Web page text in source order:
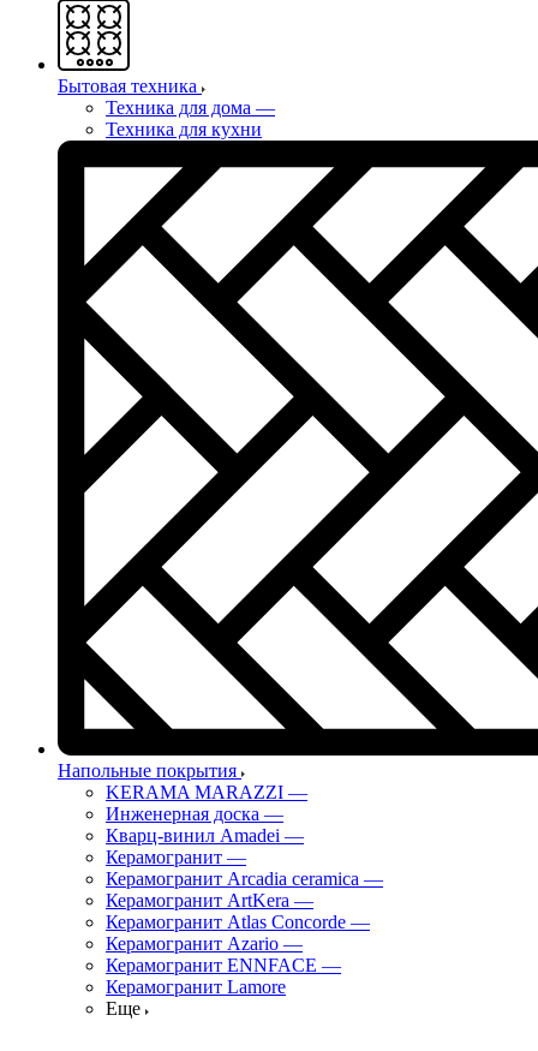
Бытовая техника
Техника для дома —
Техника для кухни
Напольные покрытия
KERAMA MARAZZI —
Инженерная доска —
Кварц-винил Amadei —
Керамогранит —
Керамогранит Arcadia ceramica —
Керамогранит ArtKera —
Керамогранит Atlas Concorde —
Керамогранит Azario —
Керамогранит ENNFACE —
Керамогранит Lamore
Еще